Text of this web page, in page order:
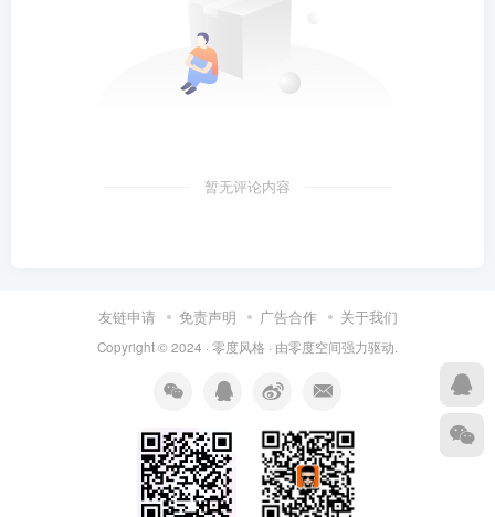
暂无评论内容
友链申请 免责声明 广告合作 关于我们
Copyright © 2024 · 零度风格 · 由零度空间强力驱动.